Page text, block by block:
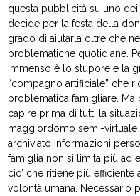
questa pubblicità su uno
decide per la festa della
grado di aiutarla oltre che
problematiche quotidiane.
immenso è lo stupore e la
“compagno artificiale” che
problematica famigliare. Ma
capire prima di tutti la
maggiordomo semi-
archiviato informazioni
famiglia non si limita più ad
cio’ che ritiene più
volontà umana. Necessario